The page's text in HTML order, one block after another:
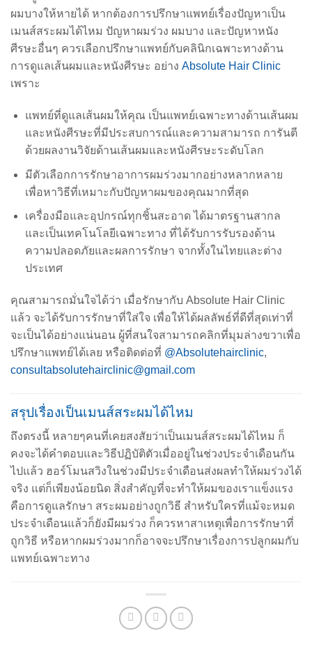
ผมบางให้หายได้ หากต้องการปรึกษาแพทย์เรื่องปัญหาเป็น
เมนส์สระผมได้ไหม ปัญหาผมร่วง ผมบาง และปัญหาหนัง
ศีรษะอื่นๆ ควรเลือกปรึกษาแพทย์กับคลินิกเฉพาะทางด้าน
การดูแลเส้นผมและหนังศีรษะ อย่าง Absolute Hair Clinic
เพราะ
แพทย์ที่ดูแลเส้นผมให้คุณ เป็นแพทย์เฉพาะทางด้านเส้นผม
และหนังศีรษะที่มีประสบการณ์และความสามารถ การันตี
ด้วยผลงานวิจัยด้านเส้นผมและหนังศีรษะระดับโลก
มีตัวเลือกการรักษาอาการผมร่วงมากอย่างหลากหลาย
เพื่อหาวิธีที่เหมาะกับปัญหาผมของคุณมากที่สุด
เครื่องมือและอุปกรณ์ทุกชิ้นสะอาด ได้มาตรฐานสากล
และเป็นเทคโนโลยีเฉพาะทาง ที่ได้รับการรับรองด้าน
ความปลอดภัยและผลการรักษา จากทั้งในไทยและต่าง
ประเทศ
คุณสามารถมั่นใจได้ว่า เมื่อรักษากับ Absolute Hair Clinic
แล้ว จะได้รับการรักษาที่ใส่ใจ เพื่อให้ได้ผลลัพธ์ที่ดีที่สุดเท่าที่
จะเป็นได้อย่างแน่นอน ผู้ที่สนใจสามารถคลิกที่มุมล่างขวาเพื่อ
ปรึกษาแพทย์ได้เลย หรือติดต่อที่ @Absolutehairclinic,
consultabsolutehairclinic@gmail.com
สรุปเรื่องเป็นเมนส์สระผมได้ไหม
ถึงตรงนี้ หลายๆคนที่เคยสงสัยว่าเป็นเมนส์สระผมได้ไหม ก็
คงจะได้คำตอบและวิธีปฏิบัติตัวเมื่ออยู่ในช่วงประจำเดือนกัน
ไปแล้ว ฮอร์โมนสวิงในช่วงมีประจำเดือนส่งผลทำให้ผมร่วงได้
จริง แต่ก็เพียงน้อยนิด สิ่งสำคัญที่จะทำให้ผมของเราแข็งแรง
คือการดูแลรักษา สระผมอย่างถูกวิธี สำหรับใครที่แม้จะหมด
ประจำเดือนแล้วก็ยังมีผมร่วง ก็ควรหาสาเหตุเพื่อการรักษาที่
ถูกวิธี หรือหากผมร่วงมากก็อาจจะปรึกษาเรื่องการปลูกผมกับ
แพทย์เฉพาะทาง